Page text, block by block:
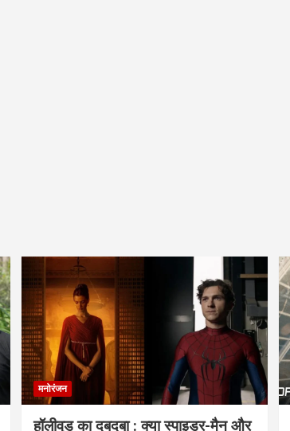
मनोरंजन
हॉलीवुड का दबदबा : क्या स्पाइडर-मैन और